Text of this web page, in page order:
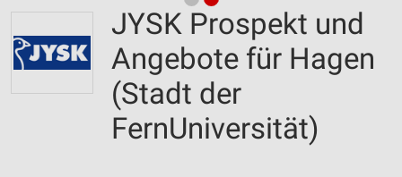
JYSK Prospekt und
Angebote für Hagen
(Stadt der
FernUniversität)